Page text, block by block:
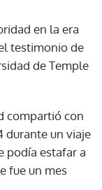
en la era
testimonio de
de Temple
compartió con
durante un viaje
podía estafar a
fue un mes